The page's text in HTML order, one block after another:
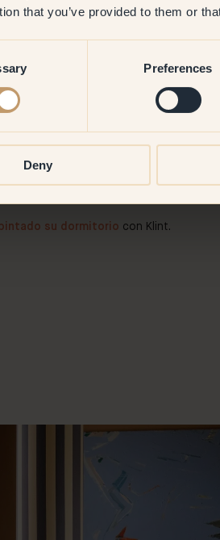
that you’ve provided to them or
Preferences
Deny
lugar donde descansar y
ayudar a crear un ambiente
atrevidos pueden infundirle energía a la
su dormitorio con Klint.